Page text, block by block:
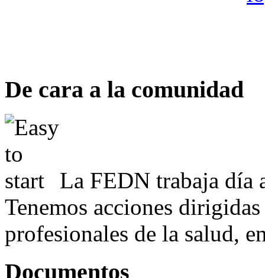
De cara a la comunidad
La FEDN trabaja día
Tenemos acciones
profesionales de la salud,
Documentos